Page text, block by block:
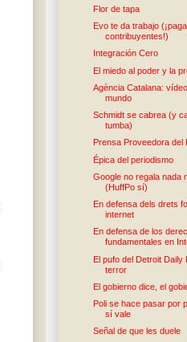
Flor de tapa
Evo te da trabajo
contribuyentes!)
Integración Cero
El miedo al poder y la
Agència Catalana:
mundo
Schmidt se cabrea (y
tumba)
Prensa Proveedora del
Épica del periodismo
Google no regala nada
(HuffPo sí)
En defensa dels drets
internet
En defensa de los
fundamentales en
El pufo del Detroit
terror
El gobierno dice, el
Poli se hace pasar por
sí vale
Señal de que les duele